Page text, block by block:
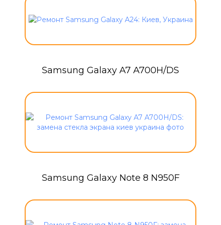
Samsung Galaxy A7 A700H/DS
Samsung Galaxy Note 8 N950F